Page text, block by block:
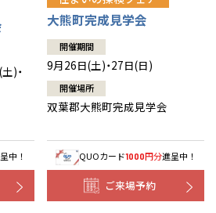
)・
中！
大熊町完成見学会
開催期間
9月26日(土)・27日(日)
開催場所
双葉郡大熊町完成見学会
QUOカード1000円分進呈中！
ご来場予約